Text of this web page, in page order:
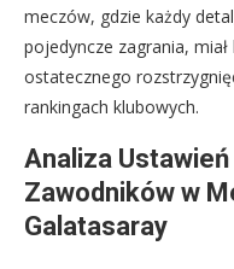
meczów, gdzie każdy
pojedyncze zagrania,
ostatecznego
rankingach klubowych.
Analiza
Zawodników w
Galatasaray